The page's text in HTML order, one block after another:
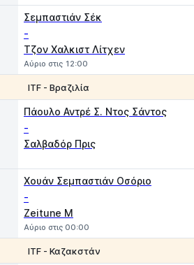
Σεμπαστιάν Σέκ
-
Τζον Χαλκιστ Λίτχεν
Αύριο στις 12:00
ITF - Βραζιλία
Πάουλο Αντρέ Σ. Ντος Σάντος
-
Σαλβαδόρ Πρις
Χουάν Σεμπαστιάν Οσόριο
-
Zeitune M
Αύριο στις 00:00
ITF - Καζακστάν